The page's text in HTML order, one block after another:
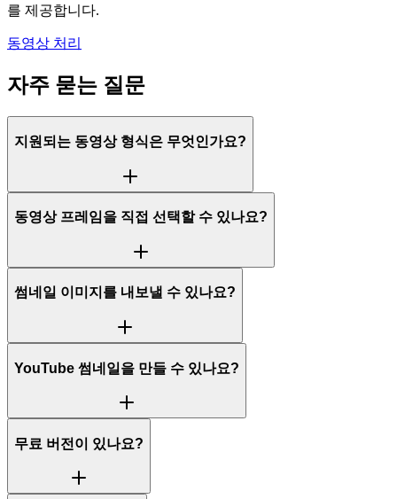
를 제공합니다.
동영상 처리
자주 묻는 질문
지원되는 동영상 형식은 무엇인가요?
동영상 프레임을 직접 선택할 수 있나요?
썸네일 이미지를 내보낼 수 있나요?
YouTube 썸네일을 만들 수 있나요?
무료 버전이 있나요?